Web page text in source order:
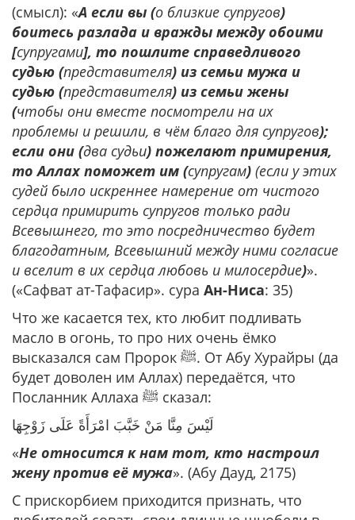
(смысл): «А если вы (о близкие супругов)
боитесь разлада и вражды между обоими
[супругами], то пошлите справедливого
судью (представителя) из семьи мужа и
судью (представителя) из семьи жены
(чтобы они вместе посмотрели на их
проблемы и решили, в чём благо для супругов);
если они (два судьи) пожелают примирения,
то Аллах поможет им (супругам) (если у этих
судей было искреннее намерение от чистого
сердца примирить супругов только ради
Всевышнего, то это посредничество будет
благодатным, Всевышний между ними согласие
и вселит в их сердца любовь и милосердие)».
(«Сафват ат-Тафасир». сура Ан-Ниса: 35)
Что же касается тех, кто любит подливать
масло в огонь, то про них очень ёмко
высказался сам Пророк ﷺ. От Абу Хурайры (да
будет доволен им Аллах) передаётся, что
Посланник Аллаха ﷺ сказал:
لَيْسَ مِنَّا ‌مَنْ ‌خَبَّبَ ‌امْرَأَةً ‌عَلَى ‌زَوْجِهَا
«Не относится к нам тот, кто настроил
жену против её мужа». (Абу Дауд, 2175)
С прискорбием приходится признать, что